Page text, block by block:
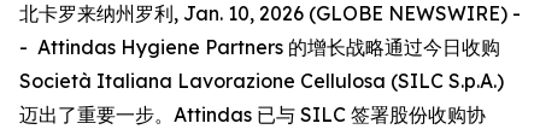
北卡罗来纳州罗利, Jan. 10, 2026 (GLOBE NEWSWIRE) -
- Attindas Hygiene Partners 的增长战略通过今日收购
Società Italiana Lavorazione Cellulosa (SILC S.p.A.)
迈出了重要一步。Attindas 已与 SILC 签署股份收购协